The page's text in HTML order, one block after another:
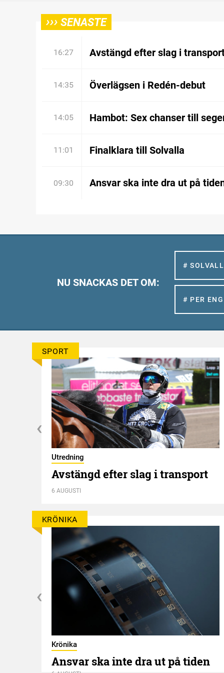
››› SENASTE
16:27 Avstängd efter slag i
14:35 Överlägsen i Redén-debut
14:05 Hambot: Sex chanser till
11:01 Finalklara till Solvalla
09:30 Ansvar ska inte dra ut på
NU SNACKAS DET OM:
#
# PER
SPORT
Utredning
Avstängd efter slag i transport
6 AUGUSTI
KRÖNIKA
Krönika
Ansvar ska inte dra ut på tiden